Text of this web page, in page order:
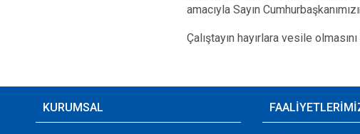
amacıyla Sayın
Çalıştayın hayırlara vesile
KURUMSAL